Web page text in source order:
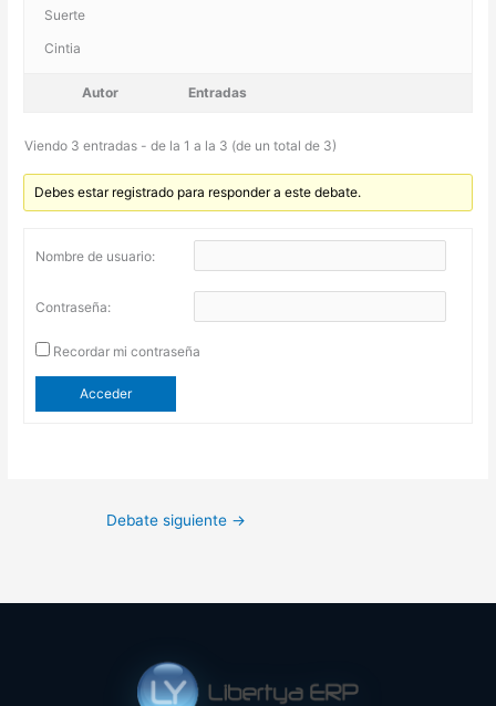
Suerte
Cintia
Autor Entradas
Viendo 3 entradas - de la 1 a la 3 (de un total de 3)
Debes estar registrado para responder a este debate.
Nombre de usuario:
Contraseña:
Recordar mi contraseña
Acceder
Debate siguiente →